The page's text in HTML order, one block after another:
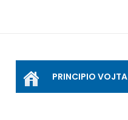
PRINCIPIO VOJTA